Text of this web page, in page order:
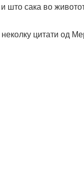
што сака во
цитати од